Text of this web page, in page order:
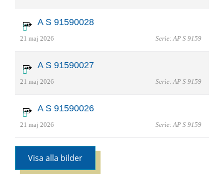
A S 91590028
21 maj 2026 Serie: AP S 9159
A S 91590027
21 maj 2026 Serie: AP S 9159
A S 91590026
21 maj 2026 Serie: AP S 9159
Visa alla bilder